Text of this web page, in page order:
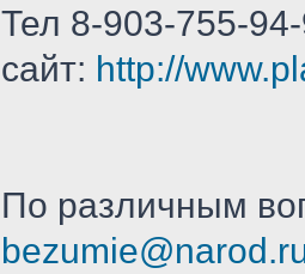
Тел 8-903-755-
сайт: http://
По различным